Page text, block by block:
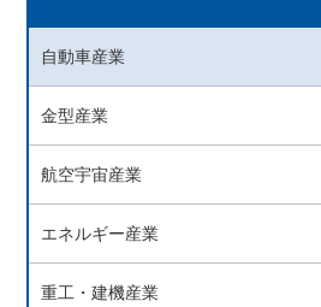
自動車産業
金型産業
航空宇宙産業
エネルギー産業
重工・建機産業